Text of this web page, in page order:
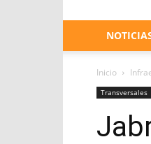
Inicio
Transversales